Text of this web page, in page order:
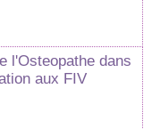
l'Osteopathe dans
aux FIV